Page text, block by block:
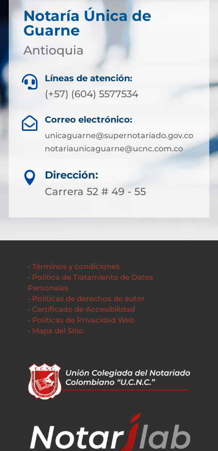
Notaría Única de
Guarne
Antioquia
 Líneas de atención:
(+57) (604) 5577534
 Correo electrónico:
unicaguarne@supernotariado.gov.co
notariaunicaguarne@ucnc.com.co

Dirección:
Carrera 52 # 49 - 55
• Términos y condiciones
• Política de Tratamiento de Datos
Personales
• Políticas de derechos de autor
• Certificado de Accesibilidad
• Políticas de Privacidad Web
• Mapa del Sitio